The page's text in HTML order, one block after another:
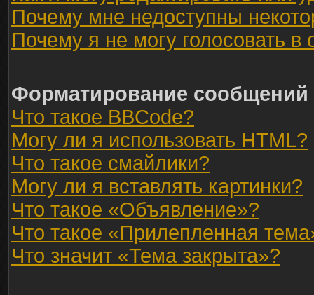
Почему мне недоступны
Почему я не могу голосовать в
Форматирование
Что такое BBCode?
Могу ли я использовать HTML?
Что такое смайлики?
Могу ли я вставлять картинки?
Что такое «Объявление»?
Что такое «Прилепленная
Что значит «Тема закрыта»?